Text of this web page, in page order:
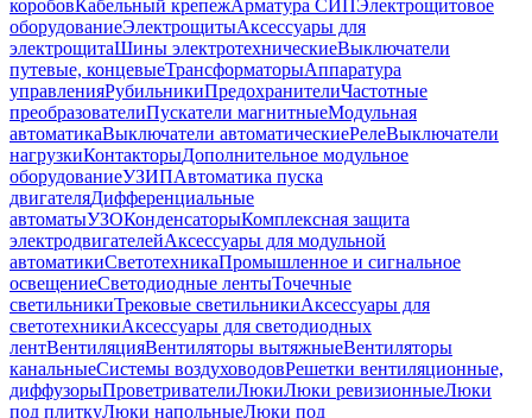
коробовКабельный крепежАрматура СИПЭлектрощитовое
оборудованиеЭлектрощитыАксессуары для
электрощитаШины электротехническиеВыключатели
путевые, концевыеТрансформаторыАппаратура
управленияРубильникиПредохранителиЧастотные
преобразователиПускатели магнитныеМодульная
автоматикаВыключатели автоматическиеРелеВыключатели
нагрузкиКонтакторыДополнительное модульное
оборудованиеУЗИПАвтоматика пуска
двигателяДифференциальные
автоматыУЗОКонденсаторыКомплексная защита
электродвигателейАксессуары для модульной
автоматикиСветотехникаПромышленное и сигнальное
освещениеСветодиодные лентыТочечные
светильникиТрековые светильникиАксессуары для
светотехникиАксессуары для светодиодных
лентВентиляцияВентиляторы вытяжныеВентиляторы
канальныеСистемы воздуховодовРешетки вентиляционные,
диффузорыПроветривателиЛюкиЛюки ревизионныеЛюки
под плиткуЛюки напольныеЛюки под